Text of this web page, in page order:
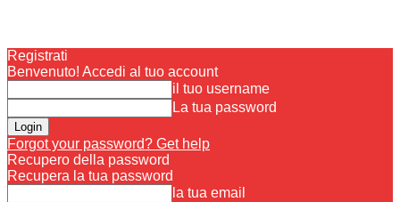
Registrati
Benvenuto! Accedi al tuo account
il tuo username
La tua password
Forgot your password? Get help
Recupero della password
Recupera la tua password
la tua email